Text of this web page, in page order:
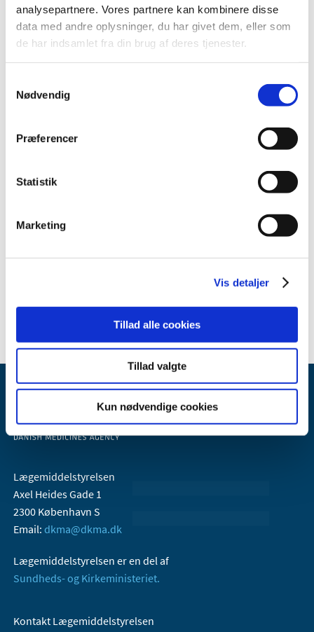
analysepartnere. Vores partnere kan kombinere disse
data med andre oplysninger, du har givet dem, eller som
de har indsamlet fra din brug af deres tjenester.
Nødvendig
Præferencer
Statistik
Marketing
Vis detaljer
Tillad alle cookies
Tillad valgte
Kun nødvendige cookies
2014 (44)
2010 (7)
2008 (8)
oktober (1)
Lægemiddelstyrelsen
Axel Heides Gade 1
2300 København S
Email: dkma@dkma.dk
Lægemiddelstyrelsen er en del af
Sundheds- og Kirkeministeriet.
Kontakt Lægemiddelstyrelsen